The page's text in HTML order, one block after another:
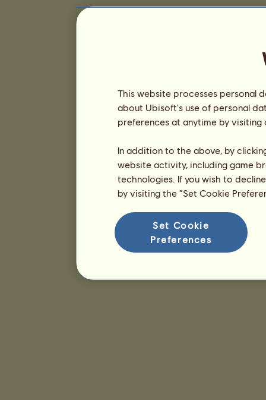
This website processes personal
about Ubisoft's use of personal
preferences at anytime by
In addition to the above, by
website activity, including game
technologies. If you wish to
by visiting the “Set Cookie
Set Cookie
Preferences